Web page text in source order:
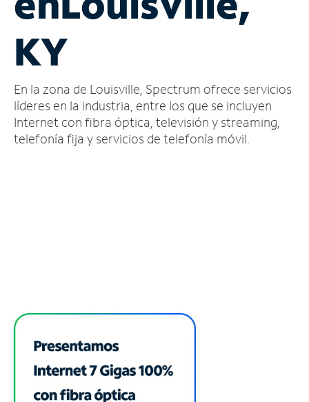
cuenta
Encuentra
tienda
KY
En la zona de Louisville, Spectrum ofrece servicios
líderes en la industria, entre los que se incluyen
Internet con fibra óptica, televisión y streaming,
telefonía fija y servicios de telefonía móvil.